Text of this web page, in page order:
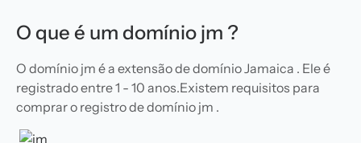
O que é um domínio jm ?
O domínio jm é a extensão de domínio Jamaica . Ele é
registrado entre 1 - 10 anos.Existem requisitos para
comprar o registro de domínio jm .